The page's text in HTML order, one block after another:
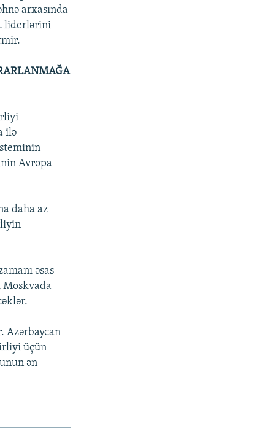
arxasında
liderlərini
ilə
Avropa
daha az
əsas
Moskvada
Azərbaycan
üçün
ən